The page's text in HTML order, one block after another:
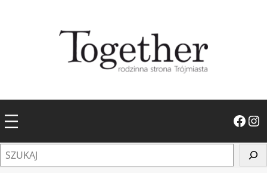
Facebook Instagram
z